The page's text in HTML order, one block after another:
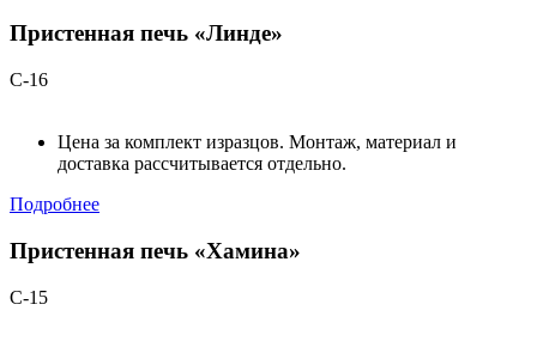
Пристенная печь «Линде»
С-16
Цена за комплект изразцов. Монтаж, материал и
доставка рассчитывается отдельно.
Подробнее
Пристенная печь «Хамина»
С-15